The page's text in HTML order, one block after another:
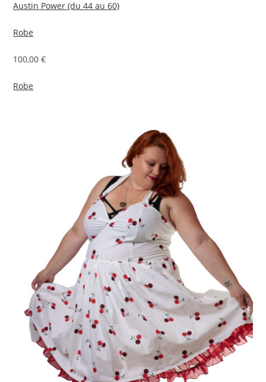
Austin Power (du 44 au 60)
Robe
100,00 €
Robe